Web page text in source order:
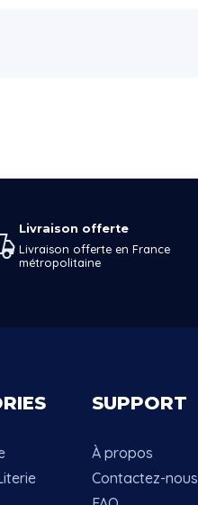
Livraison offerte
Livraison offerte en France
métropolitaine
SUPPORT
À propos
Contactez-nous